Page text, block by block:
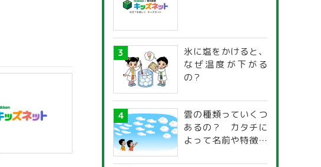
氷に塩をかけると、
なぜ温度が下がる
の？
雲の種類っていくつ
あるの？ カタチに
よって名前や特徴が